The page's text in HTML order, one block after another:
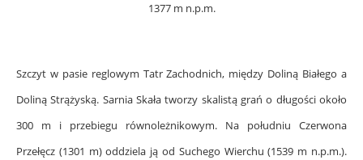
1377 m n.p.m.
Szczyt w pasie reglowym Tatr Zachodnich, między Doliną Białego a
Doliną Strążyską. Sarnia Skała tworzy skalistą grań o długości około
300 m i przebiegu równoleżnikowym. Na południu Czerwona
Przełęcz (1301 m) oddziela ją od Suchego Wierchu (1539 m n.p.m.).